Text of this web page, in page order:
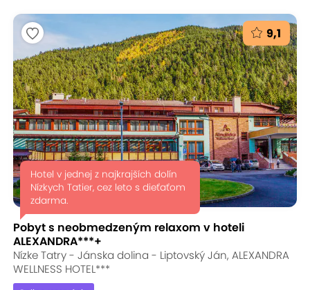
9,1
Hotel v jednej z najkrajších dolín
Nízkych Tatier, cez leto s dieťaťom
zdarma.
Pobyt s neobmedzeným relaxom v hoteli
ALEXANDRA***+
Nízke Tatry - Jánska dolina - Liptovský Ján, ALEXANDRA
WELLNESS HOTEL***